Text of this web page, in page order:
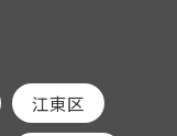
江東区